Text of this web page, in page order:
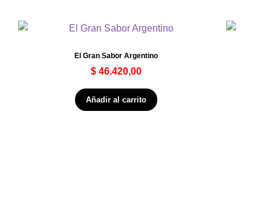
El Gran Sabor Argentino
$ 46.420,00
Añadir al carrito